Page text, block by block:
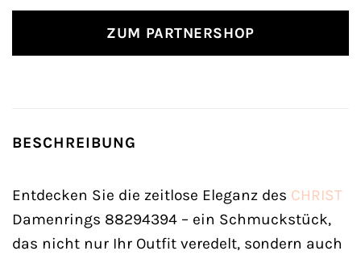
ZUM PARTNERSHOP
BESCHREIBUNG
Entdecken Sie die zeitlose Eleganz des CHRIST
Damenrings 88294394 – ein Schmuckstück,
das nicht nur Ihr Outfit veredelt, sondern auch